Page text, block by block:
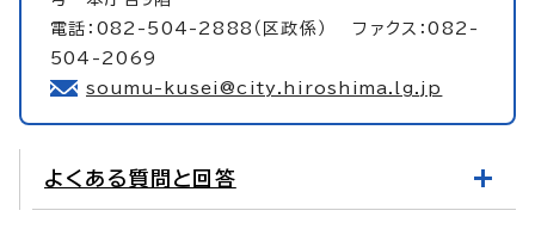
電話：082-504-2888（区政係） ファクス：082-
504-2069
soumu-kusei@city.hiroshima.lg.jp
よくある質問と回答